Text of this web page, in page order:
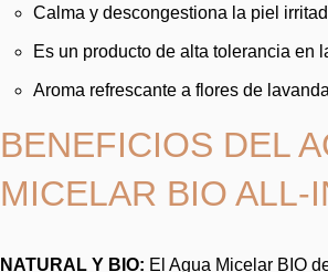
Calma y descongestiona la piel
Es un producto de alta tolerancia en
Aroma refrescante a flores de
BENEFICIOS DEL
MICELAR BIO ALL-
NATURAL Y BIO: El Agua Micelar BIO